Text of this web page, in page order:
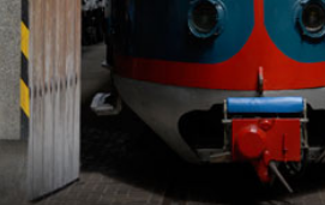
Materieel
READ MORE